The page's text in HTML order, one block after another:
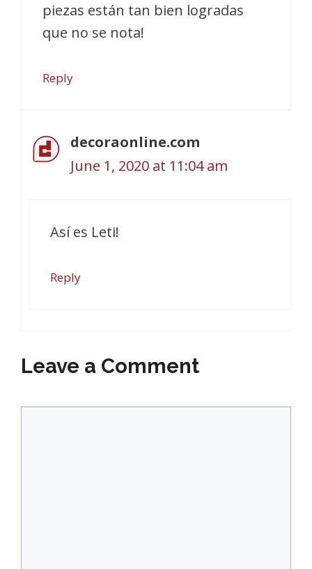
piezas están tan bien logradas
que no se nota!
Reply
decoraonline.com
June 1, 2020 at 11:04 am
Así es Leti!
Reply
Leave a Comment